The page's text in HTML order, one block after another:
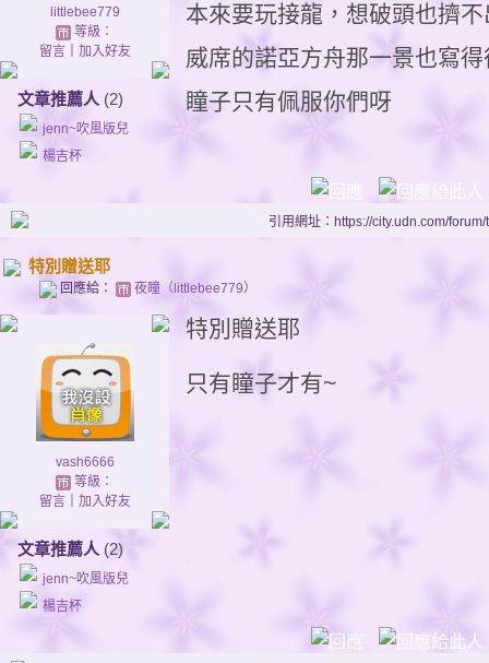
littlebee779
等級：
留言｜ 加入好友
文章推薦人 (2)
jenn~吹風版兒
楊吉杯
本來要玩接龍，想破頭也擠
威席的諾亞方舟那一景也寫
瞳子只有佩服你們呀
引用網址：https://city.udn.com/
特別贈送耶
回應給： 夜瞳（littlebee779）
vash6666
等級：
留言｜ 加入好友
文章推薦人 (2)
jenn~吹風版兒
楊吉杯
特別贈送耶
只有瞳子才有~